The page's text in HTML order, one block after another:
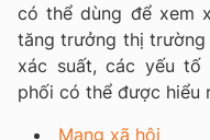
có thể dùng để xem
tăng trưởng thị trường
xác suất, các yếu tố
phối có thể được hiểu
Mạng xã hội